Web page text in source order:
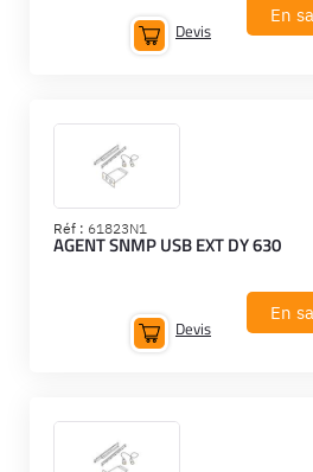
En
Devis
Réf : 61823N1
AGENT SNMP USB EXT DY 630
En
Devis